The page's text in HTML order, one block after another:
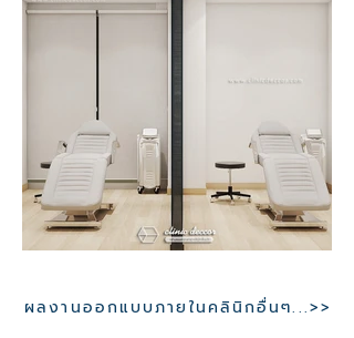
ผลงานออกแบบภายในคลินิกอื่นๆ...>>